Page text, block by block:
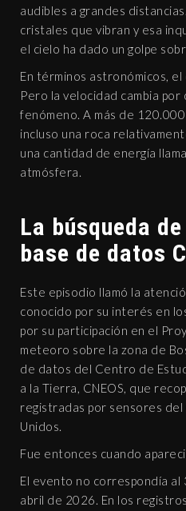
audibles a grandes
cristales que vibran y esa
el cielo ha dado un golpe
En términos astronómicos,
Pero la velocidad cambia por
fenómeno. A más de
incluso una roca
una cantidad de energía
atmósfera.
La búsqueda
base de datos
Este episodio llamó la
conocido por su interés en
por su participación en el
meteoro sobre la zona de
de datos del Centro de
a la Tierra, CNEOS, que
registradas por sensores
Unidos.
Fue entonces cuando
El evento no correspondía al
abril de 2026. En los